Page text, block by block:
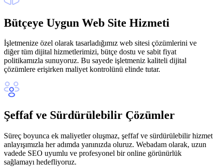
Bütçeye Uygun Web Site Hizmeti
İşletmenize özel olarak tasarladığımız web sitesi çözümlerini ve
diğer tüm dijital hizmetlerimizi, bütçe dostu ve sabit fiyat
politikamızla sunuyoruz. Bu sayede işletmeniz kaliteli dijital
çözümlere erişirken maliyet kontrolünü elinde tutar.
Şeffaf ve Sürdürülebilir Çözümler
Süreç boyunca ek maliyetler oluşmaz, şeffaf ve sürdürülebilir hizmet
anlayışımızla her adımda yanınızda oluruz. Webadam olarak, uzun
vadede SEO uyumlu ve profesyonel bir online görünürlük
sağlamayı hedefliyoruz.